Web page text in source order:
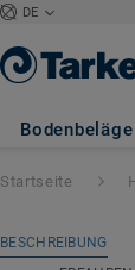
DE
Bodenbeläge
iQ
GREY
Startseite
BESCHREIBUNG